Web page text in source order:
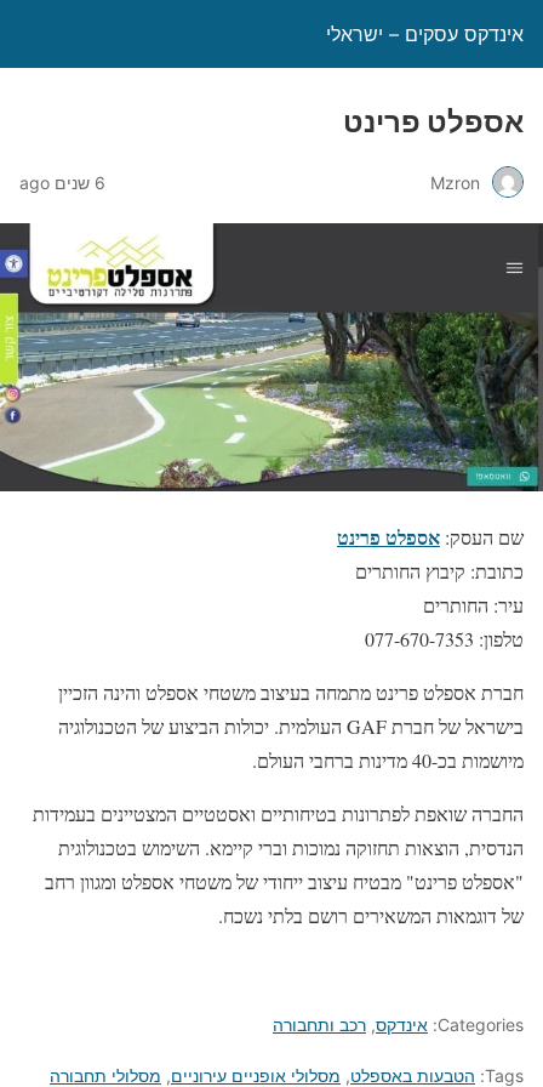
אינדקס עסקים – ישראלי
אספלט פרינט
Mzron 6 שנים ago
שם העסק: אספלט פרינט
כתובת: קיבוץ החותרים
עיר: החותרים
טלפון: 077-670-7353
חברת אספלט פרינט מתמחה בעיצוב משטחי אספלט והינה הזכיין
בישראל של חברת GAF העולמית. יכולות הביצוע של הטכנולוגיה
מיושמות בכ-40 מדינות ברחבי העולם.
החברה שואפת לפתרונות בטיחותיים ואסטטיים המצטיינים בעמידות
הנדסית, הוצאות תחזוקה נמוכות וברי קיימא. השימוש בטכנולוגית
"אספלט פרינט" מבטיח עיצוב ייחודי של משטחי אספלט ומגוון רחב
של דוגמאות המשאירים רושם בלתי נשכח.
Categories: אינדקס, רכב ותחבורה
Tags: הטבעות באספלט, מסלולי אופניים עירוניים, מסלולי תחבורה